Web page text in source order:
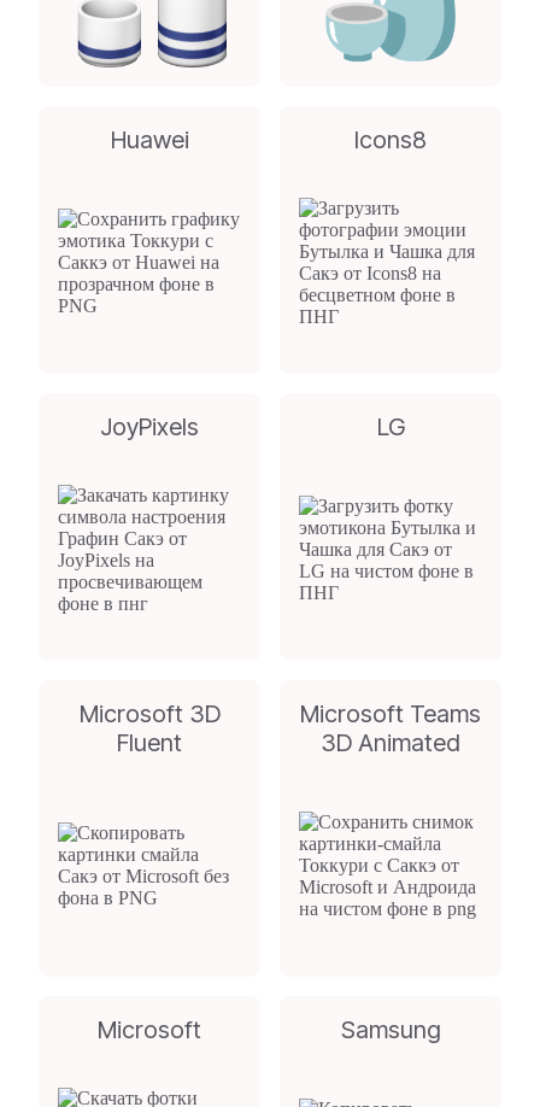
Huawei Icons8
JoyPixels LG
Microsoft 3D
Fluent
Microsoft Teams
3D Animated
Microsoft Samsung